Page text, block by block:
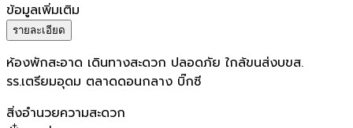
ข้อมูลเพิ่มเติม
รายละเอียด
ห้องพักสะอาด เดินทางสะดวก ปลอดภัย ใกล้ขนส่งบขส.
รร.เตรียมอุดม ตลาดดอนกลาง บิ๊กซี
สิ่งอำนวยความสะดวก